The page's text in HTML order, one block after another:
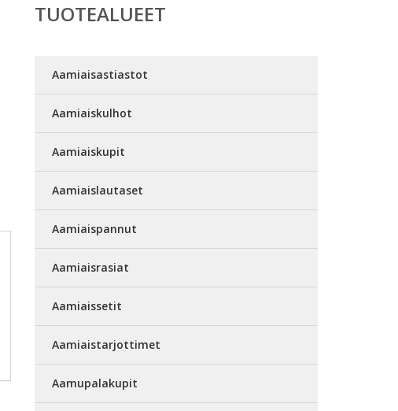
TUOTEALUEET
Aamiaisastiastot
Aamiaiskulhot
Aamiaiskupit
Aamiaislautaset
Aamiaispannut
Aamiaisrasiat
Aamiaissetit
Aamiaistarjottimet
Aamupalakupit